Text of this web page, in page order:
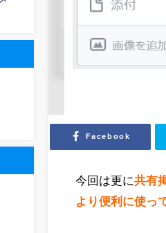
Facebook
今回は更に共有
より便利に使っ